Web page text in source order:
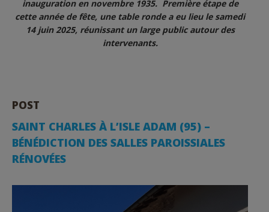
inauguration en novembre 1935. Première étape de
cette année de fête, une table ronde a eu lieu le samedi
14 juin 2025, réunissant un large public autour des
intervenants.
POST
SAINT CHARLES À L’ISLE ADAM (95) –
BÉNÉDICTION DES SALLES PAROISSIALES
RÉNOVÉES